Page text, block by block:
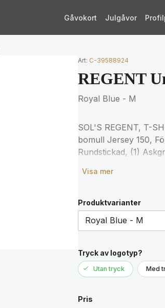
Gåvokort Julgåvor
Art: C-39588924
REGENT
Royal Blue - M
SOL'S REGENT, T-
bomull Jersey 150,
Rundstickad, (1)
Visa mer
Produktvarianter
Tryck av logotyp?
Utan tryck Med
Pris